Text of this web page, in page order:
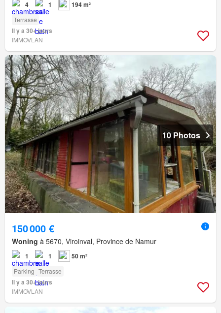
4 1 194 m²
Terrasse
Il y a 30+ jours
IMMOVLAN
10 Photos
150 000 €
Woning à 5670, Viroinval, Province de Namur
1 1 50 m²
Parking Terrasse
Il y a 30+ jours
IMMOVLAN